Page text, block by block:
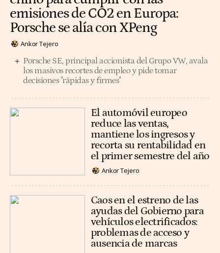
emisiones de CO2 en Europa:
Porsche se alía con XPeng
Ankor Tejero
Porsche SE, principal accionista del Grupo VW, avala
los masivos recortes de empleo y pide tomar
decisiones "rápidas y firmes"
El automóvil europeo
reduce las ventas,
mantiene los ingresos y
recorta su rentabilidad en
el primer semestre del año
Ankor Tejero
Caos en el estreno de las
ayudas del Gobierno para
vehículos electrificados:
problemas de acceso y
ausencia de marcas